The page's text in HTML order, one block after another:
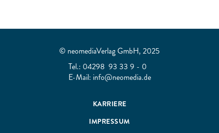
© neomediaVerlag GmbH, 2025
Tel.: 04298 93 33 9 - 0
E-Mail: info@neomedia.de
KARRIERE
IMPRESSUM